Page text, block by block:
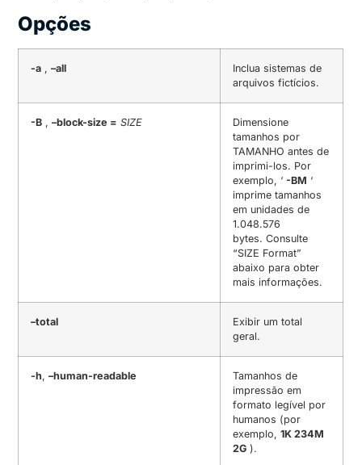
Opções
-a ,–all
Inclua sistemas de
arquivos fictícios.
-B ,–block-size = SIZE
Dimensione
tamanhos por
TAMANHO antes de
imprimi-los. Por
exemplo, ‘-BM ‘
imprime tamanhos
em unidades de
1.048.576
bytes. Consulte
“SIZE Format”
abaixo para obter
mais informações.
–total
Exibir um total
geral.
-h ,–human-readable
Tamanhos de
impressão em
formato legível por
humanos (por
exemplo,1K 234M
2G ).